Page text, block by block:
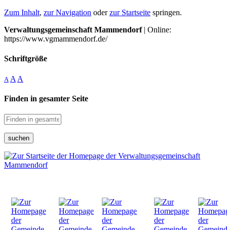
Zum Inhalt, zur Navigation oderzur Startseite springen.
Verwaltungsgemeinschaft Mammendorf| Online:
https://www.vgmammendorf.de/
Schriftgröße
A A A
Finden in gesamter Seite
suchen